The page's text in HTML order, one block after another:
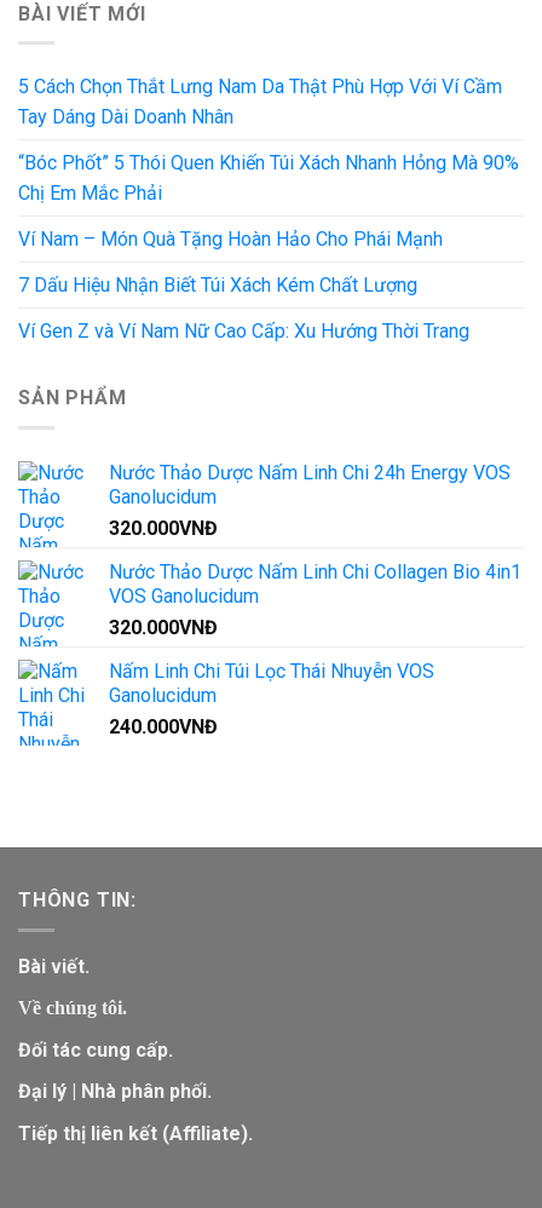
BÀI VIẾT MỚI
5 Cách Chọn Thắt Lưng Nam Da Thật Phù Hợp Với Ví Cầm
Tay Dáng Dài Doanh Nhân
“Bóc Phốt” 5 Thói Quen Khiến Túi Xách Nhanh Hỏng Mà 90%
Chị Em Mắc Phải
Ví Nam – Món Quà Tặng Hoàn Hảo Cho Phái Mạnh
7 Dấu Hiệu Nhận Biết Túi Xách Kém Chất Lượng
Ví Gen Z và Ví Nam Nữ Cao Cấp: Xu Hướng Thời Trang
SẢN PHẨM
Nước Thảo Dược Nấm Linh Chi 24h Energy VOS
Ganolucidum
320.000VNĐ
Nước Thảo Dược Nấm Linh Chi Collagen Bio 4in1
VOS Ganolucidum
320.000VNĐ
Nấm Linh Chi Túi Lọc Thái Nhuyễn VOS
Ganolucidum
240.000VNĐ
THÔNG TIN:
Bài viết.
Về chúng tôi.
Đối tác cung cấp.
Đại lý | Nhà phân phối.
Tiếp thị liên kết (Affiliate).